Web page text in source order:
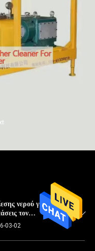
νερού για το
τον
03-02